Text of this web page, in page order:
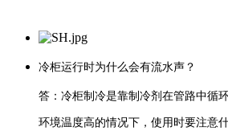
冷柜运行时为什么会有流水声？
答：冷柜制冷是靠制冷剂在管路中循
环境温度高的情况下，使用时要注意